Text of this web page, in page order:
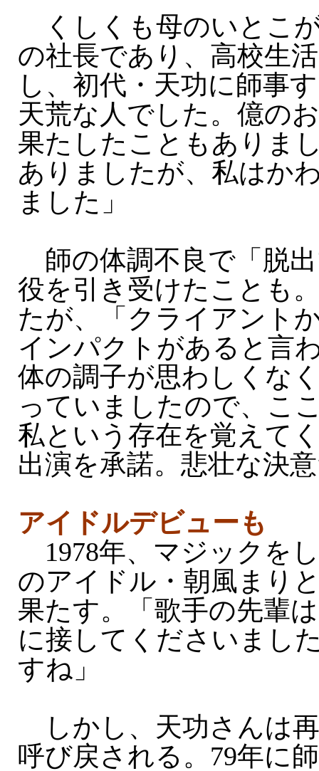
くしくも母のいとこ
の社長であり、高校生
し、初代・天功に師事
天荒な人でした。億の
果たしたこともありま
ありましたが、私はか
ました」
師の体調不良で「脱
役を引き受けたことも
たが、「クライアント
インパクトがあると言
体の調子が思わしくな
っていましたので、こ
私という存在を覚えて
出演を承諾。悲壮な決
アイドルデビューも
1978年、マジックを
のアイドル・朝風まり
果たす。「歌手の先輩
に接してくださいまし
すね」
しかし、天功さんは
呼び戻される。79年に